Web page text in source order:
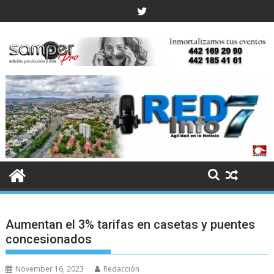
to
Aumentan el 3% tarifas en casetas y puentes
concesionados
November 16, 2023 Redacción